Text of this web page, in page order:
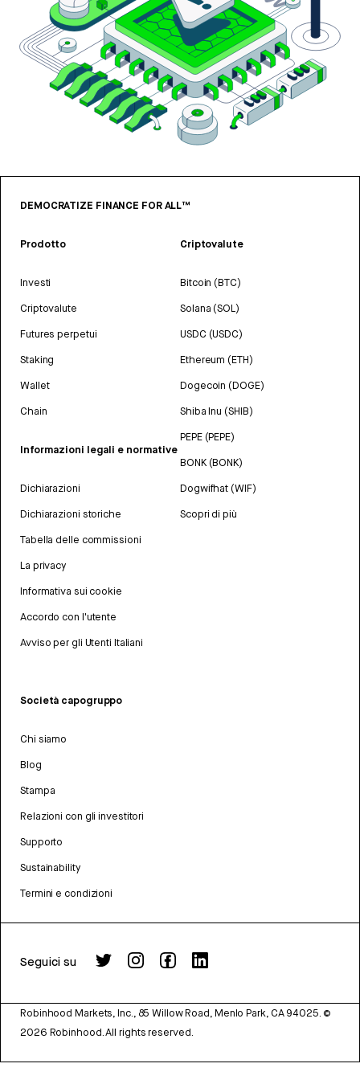
DEMOCRATIZE FINANCE FOR ALL™
Prodotto
Investi
Criptovalute
Futures perpetui
Staking
Wallet
Chain
Informazioni legali e normative
Dichiarazioni
Dichiarazioni storiche
Tabella delle commissioni
La privacy
Informativa sui cookie
Accordo con l'utente
Avviso per gli Utenti Italiani
Criptovalute
Bitcoin (BTC)
Solana (SOL)
USDC (USDC)
Ethereum (ETH)
Dogecoin (DOGE)
Shiba Inu (SHIB)
PEPE (PEPE)
BONK (BONK)
Dogwifhat (WIF)
Scopri di più
Società capogruppo
Chi siamo
Blog
Stampa
Relazioni con gli investitori
Supporto
Sustainability
Termini e condizioni
Seguici su
Robinhood Markets, Inc., 85 Willow Road, Menlo Park, CA 94025. ©
2026 Robinhood. All rights reserved.